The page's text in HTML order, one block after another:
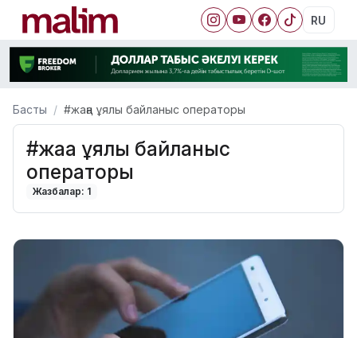
RU
Басты #жаңа ұялы байланыс операторы
#жаңа ұялы байланыс
операторы
Жазбалар: 1